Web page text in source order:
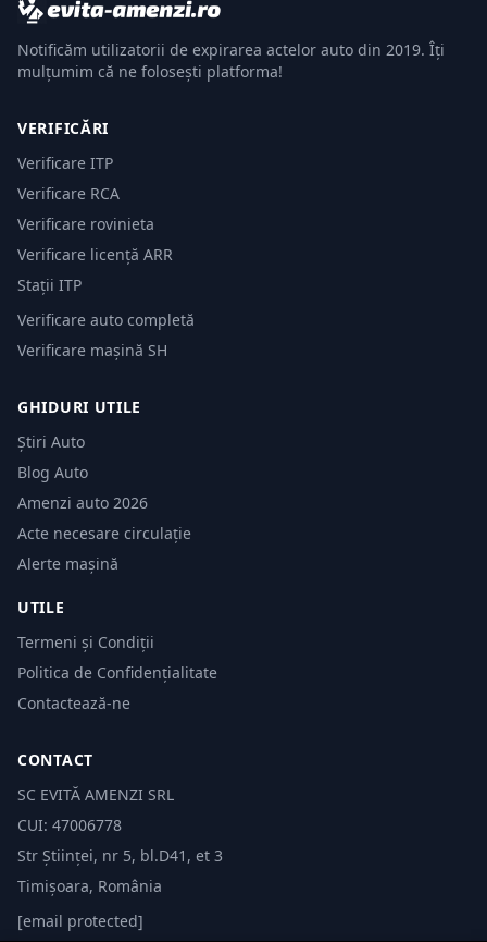
Notificăm utilizatorii de expirarea actelor auto din 2019. Îți
mulțumim că ne folosești platforma!
VERIFICĂRI
Verificare ITP
Verificare RCA
Verificare rovinieta
Verificare licență ARR
Stații ITP
Verificare auto completă
Verificare mașină SH
GHIDURI UTILE
Știri Auto
Blog Auto
Amenzi auto 2026
Acte necesare circulație
Alerte mașină
UTILE
Termeni și Condiții
Politica de Confidențialitate
Contactează-ne
CONTACT
SC EVITĂ AMENZI SRL
CUI: 47006778
Str Științei, nr 5, bl.D41, et 3
Timișoara, România
[email protected]